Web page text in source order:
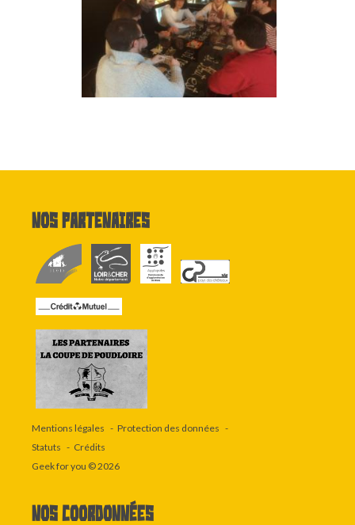
Nos partenaires
Mentions légales
Protection des données
Statuts
Crédits
Geek for you © 2026
Nos coordonnées